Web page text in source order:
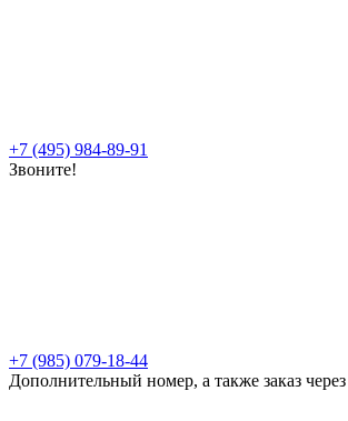
+7 (495) 984-89-91
Звоните!
+7 (985) 079-18-44
Дополнительный номер, а также заказ